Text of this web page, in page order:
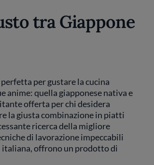
tra Giappone
per gustare la cucina
anime: quella giapponese nativa e
offerta per chi desidera
la giusta combinazione in piatti
ricerca della migliore
di lavorazione impeccabili
italiana, offrono un prodotto di